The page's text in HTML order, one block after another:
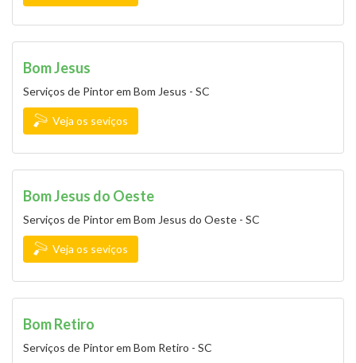
Bom Jesus
Serviços de Pintor em Bom Jesus - SC
Veja os seviços
Bom Jesus do Oeste
Serviços de Pintor em Bom Jesus do Oeste - SC
Veja os seviços
Bom Retiro
Serviços de Pintor em Bom Retiro - SC